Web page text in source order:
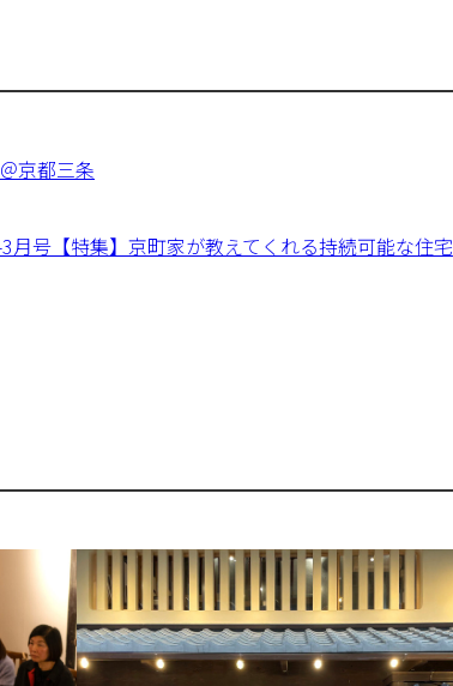
京都三条
号【特集】京町家が教えてくれる持続可能な住宅